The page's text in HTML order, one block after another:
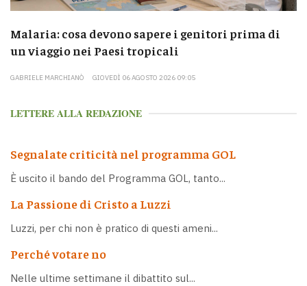
Malaria: cosa devono sapere i genitori prima di
un viaggio nei Paesi tropicali
GABRIELE MARCHIANÒ GIOVEDÌ 06 AGOSTO 2026 09:05
LETTERE ALLA REDAZIONE
Segnalate criticità nel programma GOL
È uscito il bando del Programma GOL, tanto...
La Passione di Cristo a Luzzi
Luzzi, per chi non è pratico di questi ameni...
Perché votare no
Nelle ultime settimane il dibattito sul...